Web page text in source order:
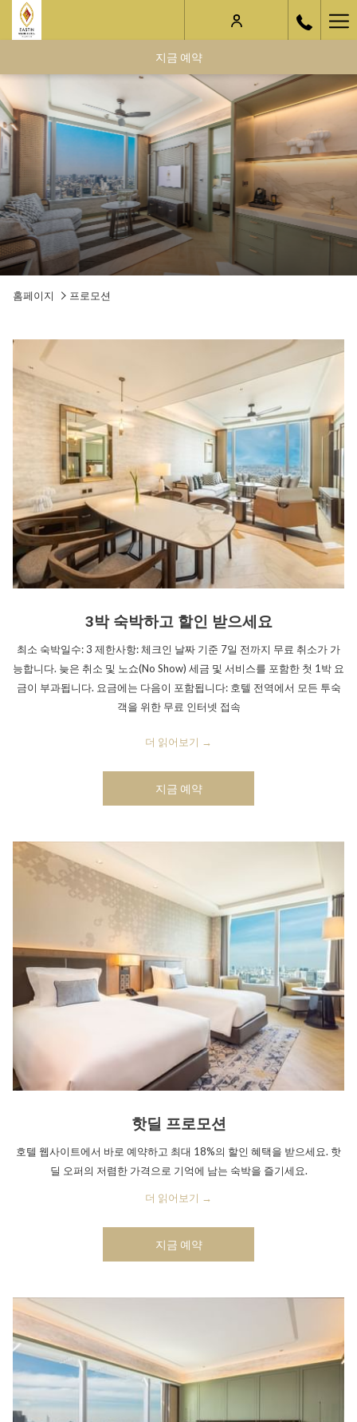
지금 예약
홈페이지 프로모션
3박 숙박하고 할인 받으세요
최소 숙박일수: 3 제한사항: 체크인 날짜 기준 7일 전까지 무료 취소가 가
능합니다. 늦은 취소 및 노쇼(No Show) 세금 및 서비스를 포함한 첫 1박 요
금이 부과됩니다. 요금에는 다음이 포함됩니다: 호텔 전역에서 모든 투숙
객을 위한 무료 인터넷 접속
더 읽어보기
지금 예약
핫딜 프로모션
호텔 웹사이트에서 바로 예약하고 최대 18%의 할인 혜택을 받으세요. 핫
딜 오퍼의 저렴한 가격으로 기억에 남는 숙박을 즐기세요.
더 읽어보기
지금 예약